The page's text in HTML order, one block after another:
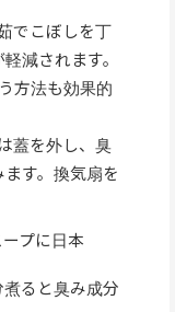
でこぼしを丁
減されます。
方法も効果的
蓋を外し、臭
す。換気扇を
ープに日本
ると臭み成分